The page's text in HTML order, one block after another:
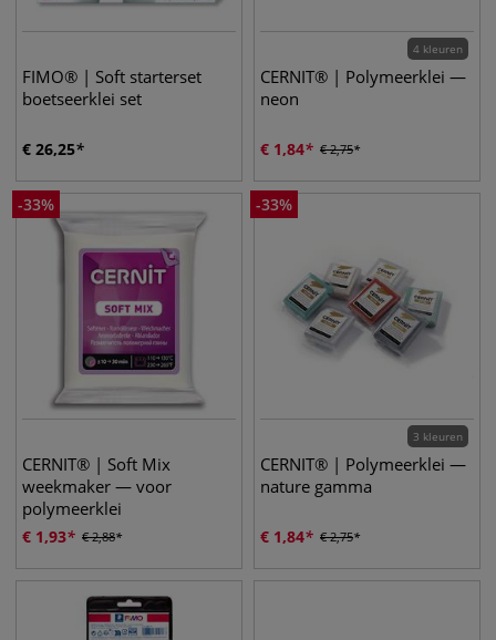
FIMO® | Soft starterset
boetseerklei set
€ 26,25
4 kleuren
CERNIT® | Polymeerklei —
neon
€ 1,84 €2,75
-33%
CERNIT® | Soft Mix
weekmaker — voor
polymeerklei
€ 1,93 €2,88
-33%
3 kleuren
CERNIT® | Polymeerklei —
nature gamma
€ 1,84 €2,75